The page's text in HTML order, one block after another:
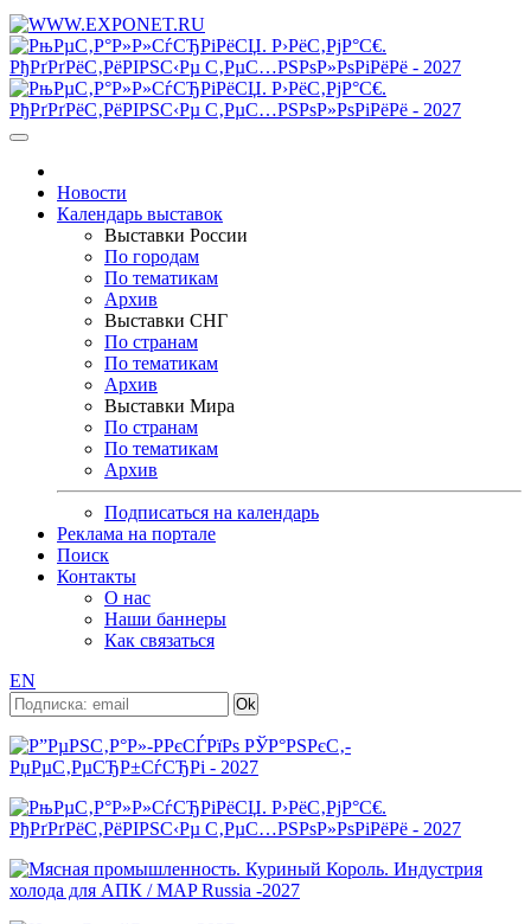
Новости
Календарь выставок
Выставки России
По городам
По тематикам
Архив
Выставки СНГ
По странам
По тематикам
Архив
Выставки Мира
По странам
По тематикам
Архив
Подписаться на календарь
Реклама на портале
Поиск
Контакты
О нас
Наши баннеры
Как связаться
EN